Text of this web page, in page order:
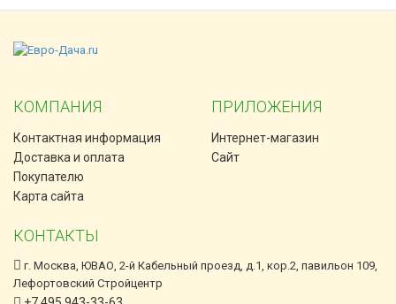
КОМПАНИЯ
Контактная информация
Доставка и оплата
Покупателю
Карта сайта
ПРИЛОЖЕНИЯ
Интернет-магазин
Сайт
КОНТАКТЫ
г. Москва, ЮВАО, 2-й Кабельный проезд, д.1, кор.2, павильон 109,
Лефортовский Стройцентр